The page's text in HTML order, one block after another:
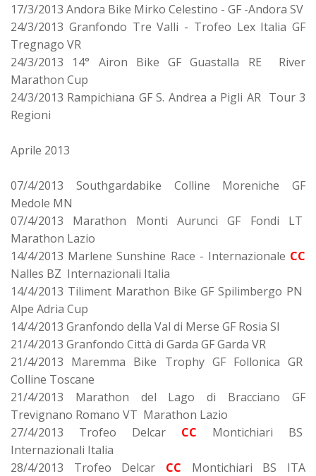
17/3/2013 Andora Bike Mirko Celestino - GF -Andora SV
24/3/2013 Granfondo Tre Valli - Trofeo Lex Italia GF
Tregnago VR
24/3/2013 14° Airon Bike GF Guastalla RE River
Marathon Cup
24/3/2013 Rampichiana GF S. Andrea a Pigli AR Tour 3
Regioni
Aprile 2013
07/4/2013 Southgardabike Colline Moreniche GF
Medole MN
07/4/2013 Marathon Monti Aurunci GF Fondi LT
Marathon Lazio
14/4/2013 Marlene Sunshine Race - Internazionale CC
Nalles BZ Internazionali Italia
14/4/2013 Tiliment Marathon Bike GF Spilimbergo PN
Alpe Adria Cup
14/4/2013 Granfondo della Val di Merse GF Rosia SI
21/4/2013 Granfondo Città di Garda GF Garda VR
21/4/2013 Maremma Bike Trophy GF Follonica GR
Colline Toscane
21/4/2013 Marathon del Lago di Bracciano GF
Trevignano Romano VT Marathon Lazio
27/4/2013 Trofeo Delcar CC Montichiari BS
Internazionali Italia
28/4/2013 Trofeo Delcar CC Montichiari BS ITA